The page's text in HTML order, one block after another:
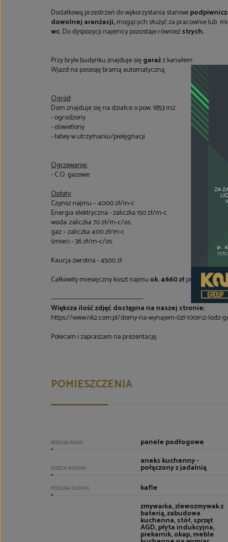
Dodatkową przestrzeń do wykorzystania stanowi
dowolnej aranżacji,mogących służyć za pracownie lub
wc.Do dyspozycji najemcy pozostaje równieżstrych.
Przy bryle budynku znajduje sięgarażz kanałem.
Wjazd na posesję bramą automatyczną.
Ogród:
Dom znajduje się na działce o pow. 1853 m2
- ogrodzony
- oświetlony
- łatwy w utrzymaniu/pielęgnacji
Ogrzewanie:
- C.O. gazowe
Opłaty:
Czynsz najmu – 4000 zł/m-c
Energia elektryczna - zaliczka 150 zł/m-c
woda: zaliczka 70 zł/m-c/os.
gaz – zaliczka 400 zł/m-c
śmieci - 36 zł/m-c/os.
Kaucja zwrotna - 4500 zł
Całkowity miesięczny koszt najmu ok. 4660 złprzy jednej
----------------------------------------------
Większa ilość zdjęć dostępna na naszej stronie:
https://www.nk2.com.pl/domy-na-wynajem-0zl-100m2-lodz-
Polecam i zapraszam na prezentację.
POMIESZCZENIA
PODŁOGI POKOI panele podłogowe
RODZAJ KUCHNI
aneks kuchenny -
połączony z jadalnią
PODŁOGA KUCHNI kafle
zmywarka, zlewozmywak z
baterią, zabudowa
kuchenna, stół, sprzęt
AGD, płyta indukcyjna,
piekarnik, okap, meble